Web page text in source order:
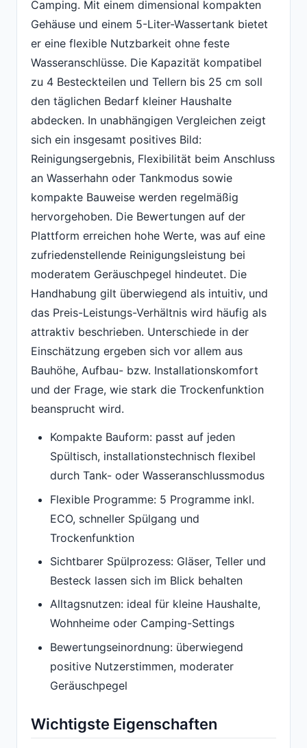
Camping. Mit einem dimensio­nal kompakten
Gehäuse und einem 5-Liter-Wassertank bietet
er eine flexible Nutzbarkeit ohne feste
Wasseranschlüsse. Die Kapazität kompatibel
zu 4 Besteckteilen und Tellern bis 25 cm soll
den täglichen Bedarf kleiner Haushalte
abdecken. In unabhängigen Vergleichen zeigt
sich ein insgesamt positives Bild:
Reinigungsergebnis, Flexibilität beim Anschluss
an Wasserhahn oder Tankmodus sowie
kompakte Bauweise werden regelmäßig
hervorgehoben. Die Bewertungen auf der
Plattform erreichen hohe Werte, was auf eine
zufriedenstellende Reinigungsleistung bei
moderatem Geräuschpegel hindeutet. Die
Handhabung gilt überwiegend als intuitiv, und
das Preis-Leistungs-Verhältnis wird häufig als
attraktiv beschrieben. Unterschiede in der
Einschätzung ergeben sich vor allem aus
Bauhöhe, Aufbau- bzw. Installations­komfort
und der Frage, wie stark die Trockenfunktion
beansprucht wird.
Kompakte Bauform: passt auf jeden
Spültisch, installationstechnisch flexibel
durch Tank- oder Wasseranschlussmodus
Flexible Programme: 5 Programme inkl.
ECO, schneller Spülgang und
Trockenfunktion
Sichtbarer Spülprozess: Gläser, Teller und
Besteck lassen sich im Blick behalten
Alltagsnutzen: ideal für kleine Haushalte,
Wohnheime oder Camping-Settings
Bewertungseinordnung: überwiegend
positive Nutzerstimmen, moderater
Geräuschpegel
Wichtigste Eigenschaften